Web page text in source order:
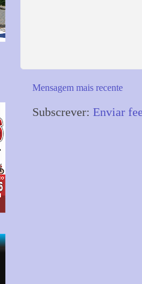
Mensagem mais recente
Subscrever: Enviar